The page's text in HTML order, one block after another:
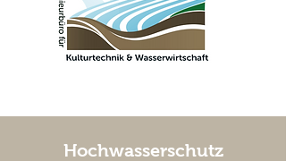
Hochwasserschutz